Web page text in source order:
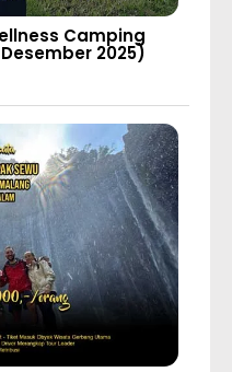
Camping
2025)